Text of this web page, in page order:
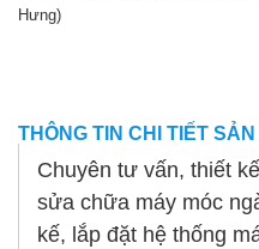
Hưng)
THÔNG TIN CHI TIẾT SẢN
Chuyên tư vấn, thiết
sửa chữa máy móc
kế, lắp đặt hệ thống